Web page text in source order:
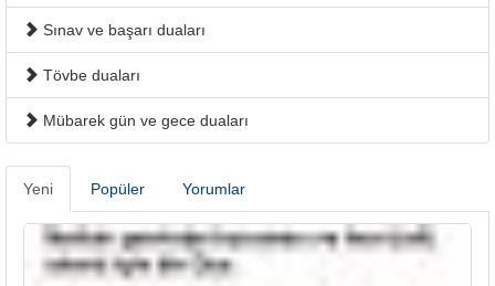
Sınav ve başarı duaları
Tövbe duaları
Mübarek gün ve gece duaları
Yeni Popüler Yorumlar